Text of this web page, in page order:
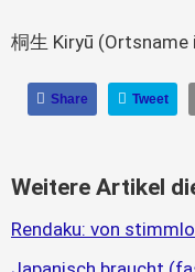
桐生 Kiryū
Share Tweet
Weitere Artikel
Rendaku: von